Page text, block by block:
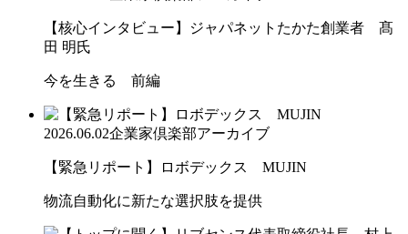
【核心インタビュー】ジャパネットたかた創業者 髙
田 明氏
今を生きる 前編
2026.06.02企業家倶楽部アーカイブ
【緊急リポート】ロボデックス MUJIN
物流自動化に新たな選択肢を提供